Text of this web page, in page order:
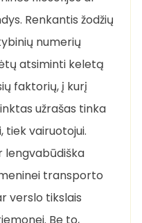
Renkantis žodžių
numerių
atsiminti keletą
faktorių, į kurį
užrašas tinka
vairuotojui.
lengvabūdiška
transporto
verslo tikslais